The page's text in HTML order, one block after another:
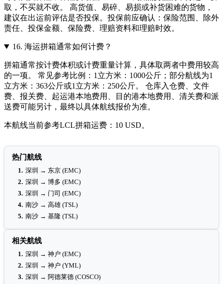
取，不买就不收。 高货值、易碎、易损或补货困难的货物，
建议在出运前评估是否投保。投保前应确认：保险范围、除外
责任、投保金额、保险费、理赔资料和理赔时效。
16. 海运拼箱通常如何计费？
拼箱通常按计费体积或计费重量计算，具体取两者中费用较高
的一项。 常见参考比例：1立方米：1000公斤；部分航线为1
立方米：363公斤或1立方米：250公斤。 仓库入仓费、文件
费、报关费、起运港本地费用、目的港本地费用、清关费和派
送费可能另计，最终以具体航线报价为准。
本航线当前参考LCL拼箱运费：10 USD。
热门航线
1. 深圳 → 东京 (EMC)
2. 深圳 → 博多 (EMC)
3. 深圳 → 门司 (EMC)
4. 南沙 → 高雄 (TSL)
5. 南沙 → 基隆 (TSL)
相关航线
1. 深圳 → 神户 (EMC)
2. 深圳 → 神户 (YML)
3. 深圳 → 阿德莱德 (COSCO)